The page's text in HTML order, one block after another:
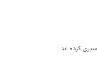
کرده اند